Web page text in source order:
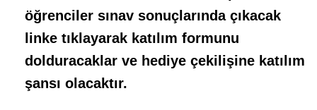
öğrenciler sınav sonuçlarında çıkacak
linke tıklayarak katılım formunu
dolduracaklar ve hediye çekilişine katılım
şansı olacaktır.